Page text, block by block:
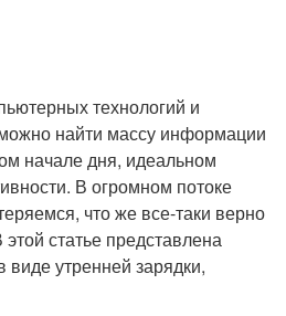
технологий и
найти массу информации
начале дня, идеальном
В огромном потоке
что же все-таки верно
статье представлена
виде утренней зарядки,